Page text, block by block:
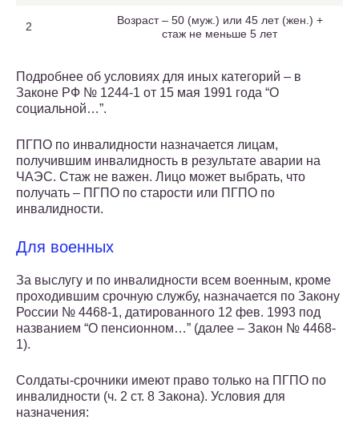
2
Возраст – 50 (муж.) или 45 лет (жен.) +
стаж не меньше 5 лет
Подробнее об условиях для иных категорий – в
Законе РФ № 1244-1 от 15 мая 1991 года “О
социальной…”.
ПГПО по инвалидности назначается лицам,
получившим инвалидность в результате аварии на
ЧАЭС. Стаж не важен. Лицо может выбрать, что
получать – ПГПО по старости или ПГПО по
инвалидности.
Для военных
За выслугу и по инвалидности всем военным, кроме
проходившим срочную службу, назначается по Закону
России № 4468-1, датированного 12 фев. 1993 под
названием “О пенсионном…” (далее – Закон № 4468-
1).
Солдаты-срочники имеют право только на ПГПО по
инвалидности (ч. 2 ст. 8 Закона). Условия для
назначения: